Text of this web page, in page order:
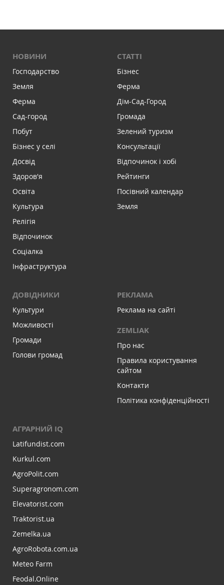
НОВИНИ
Господарство
Земля
Ферма
Сад-город
Побут
Бізнес у селі
Досвід
Здоров'я
Освіта
Культура
Релігія
Відпочинок
Соціалка
Інфраструктура
СТАТТІ
Бізнес
Ферма
Дім-Сад-Город
Громада
Зелений туризм
Консультації
Відпочинок і хобі
Рейтинги
Посівний календар
Земля
ДОВІДНИКИ
Культури
Можливості
Громади
Голови громад
РЕКЛАМА
Реклама на сайті
ZEMLIAK
Про нас
Правила користування
сайтом
Контакти
Політика конфіденційності
АГРАРНИЙ IQ
Latifundist.com
Kurkul.com
AgroPolit.com
Superagronom.com
Elevatorist.com
Traktorist.ua
Zemelka.ua
AgroRobota.com.ua
Meteo Farm
Feodal.Online